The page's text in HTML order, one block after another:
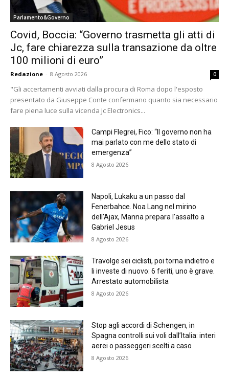
Parlamento&Governo
Covid, Boccia: “Governo trasmetta gli atti di
Jc, fare chiarezza sulla transazione da oltre
100 milioni di euro”
Redazione - 8 Agosto 2026 0
"Gli accertamenti avviati dalla procura di Roma dopo l'esposto
presentato da Giuseppe Conte confermano quanto sia necessario
fare piena luce sulla vicenda Jc Electronics...
Campi Flegrei, Fico: “Il governo non ha
mai parlato con me dello stato di
emergenza”
8 Agosto 2026
Napoli, Lukaku a un passo dal
Fenerbahce. Noa Lang nel mirino
dell’Ajax, Manna prepara l’assalto a
Gabriel Jesus
8 Agosto 2026
Travolge sei ciclisti, poi torna indietro e
li investe di nuovo: 6 feriti, uno è grave.
Arrestato automobilista
8 Agosto 2026
Stop agli accordi di Schengen, in
Spagna controlli sui voli dall’Italia: interi
aerei o passeggeri scelti a caso
8 Agosto 2026